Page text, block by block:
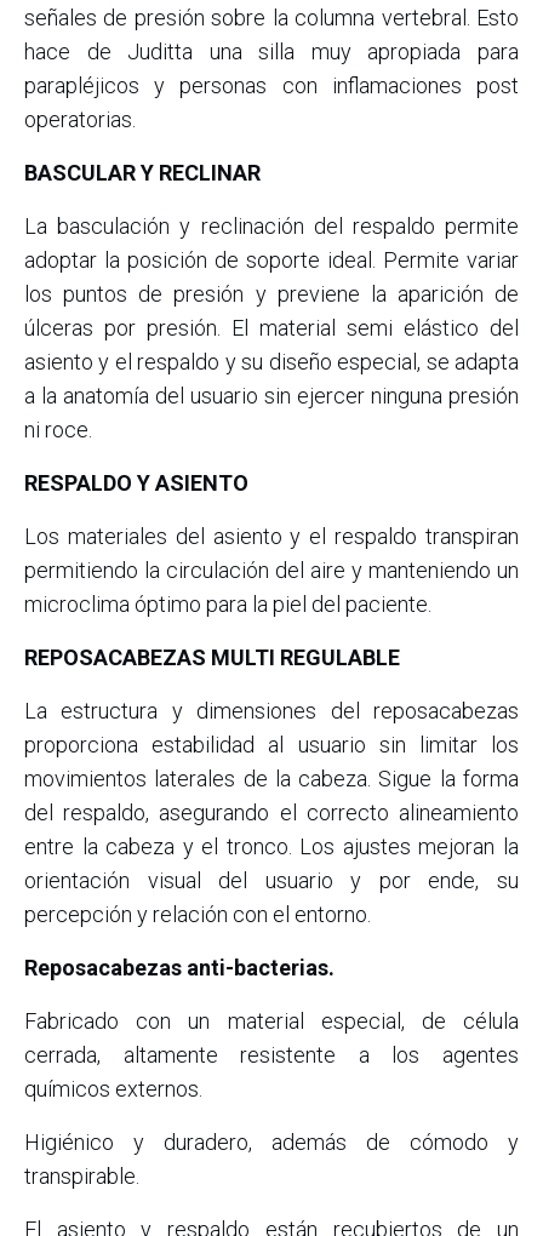
señales de presión sobre la columna vertebral. Esto
hace de Juditta una silla muy apropiada para
parapléjicos y personas con inflamaciones post
operatorias.
BASCULAR Y RECLINAR
La basculación y reclinación del respaldo permite
adoptar la posición de soporte ideal. Permite variar
los puntos de presión y previene la aparición de
úlceras por presión. El material semi elástico del
asiento y el respaldo y su diseño especial, se adapta
a la anatomía del usuario sin ejercer ninguna presión
ni roce.
RESPALDO Y ASIENTO
Los materiales del asiento y el respaldo transpiran
permitiendo la circulación del aire y manteniendo un
microclima óptimo para la piel del paciente.
REPOSACABEZAS MULTI REGULABLE
La estructura y dimensiones del reposacabezas
proporciona estabilidad al usuario sin limitar los
movimientos laterales de la cabeza. Sigue la forma
del respaldo, asegurando el correcto alineamiento
entre la cabeza y el tronco. Los ajustes mejoran la
orientación visual del usuario y por ende, su
percepción y relación con el entorno.
Reposacabezas anti-bacterias.
Fabricado con un material especial, de célula
cerrada, altamente resistente a los agentes
químicos externos.
Higiénico y duradero, además de cómodo y
transpirable.
El asiento y respaldo están recubiertos de un